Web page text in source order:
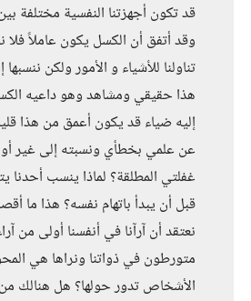
قد تكون أجهزتنا النفسية مختلفة
وقد أتفق أن الكسل يكون عاملاً
تناولنا للأشياء و الأمور ولكن
هذا حقيقي ومشاهد وهو داعيه
إليه ضياء قد يكون أعمق من هذا
عن علمي بخطأي ونسبته إلى غير أو
غفلتي المطلقة؟ لماذا ينسب أحدنا
قبل أن يبدأ باتهام نفسه؟ هذا ما
نعتقد أن آرآنا في أنفسنا أولى من
متورطون في ذواتنا ونراها هي
الأشخاص تدور حولها؟ هل هنالك